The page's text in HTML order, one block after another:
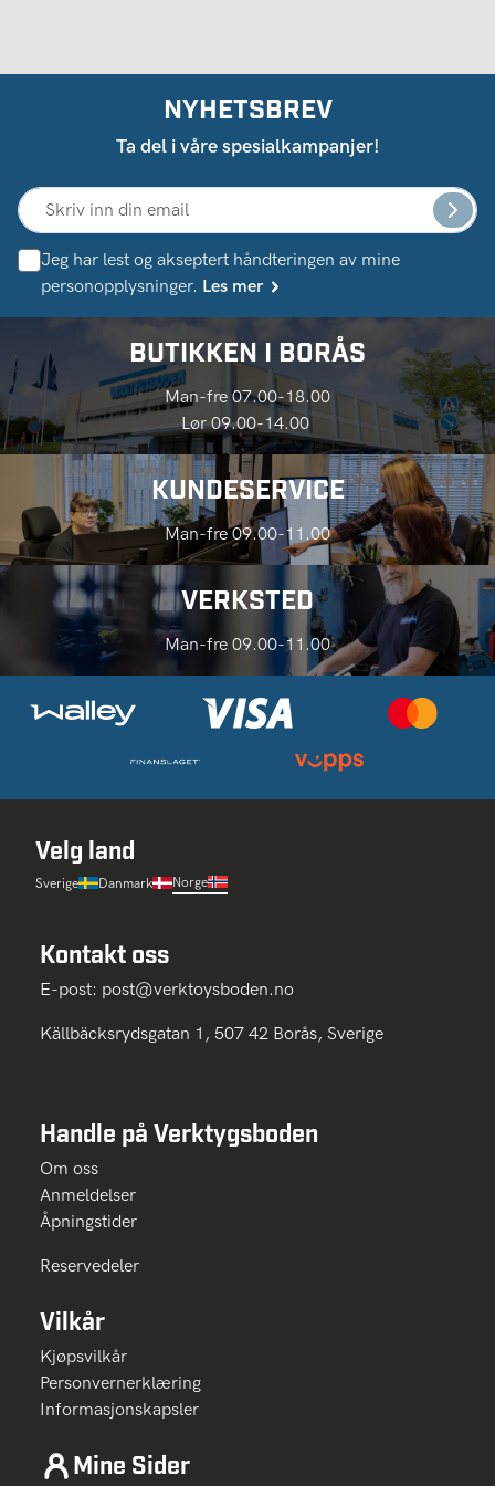
NYHETSBREV
Ta del i våre spesialkampanjer!
Jeg har lest og akseptert håndteringen av mine
personopplysninger. Les mer
BUTIKKEN I BORÅS
Man-fre 07.00-18.00
Lør 09.00-14.00
KUNDESERVICE
Man-fre 09.00-11.00
VERKSTED
Man-fre 09.00-11.00
Velg land
Sverige Danmark Norge
Kontakt oss
E-post: post@verktoysboden.no
Källbäcksrydsgatan 1, 507 42 Borås, Sverige
Handle på Verktygsboden
Om oss
Anmeldelser
Åpningstider
Reservedeler
Vilkår
Kjøpsvilkår
Personvernerklæring
Informasjonskapsler
Mine Sider